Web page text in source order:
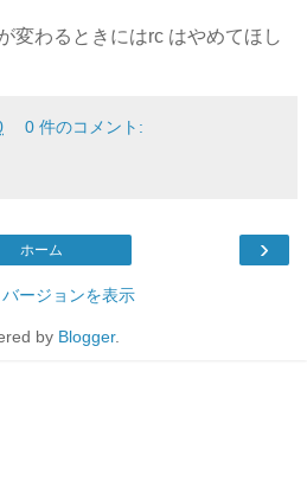
変わるときにはrc はやめてほし
0 件のコメント:
›
ホーム
ージョンを表示
by Blogger.